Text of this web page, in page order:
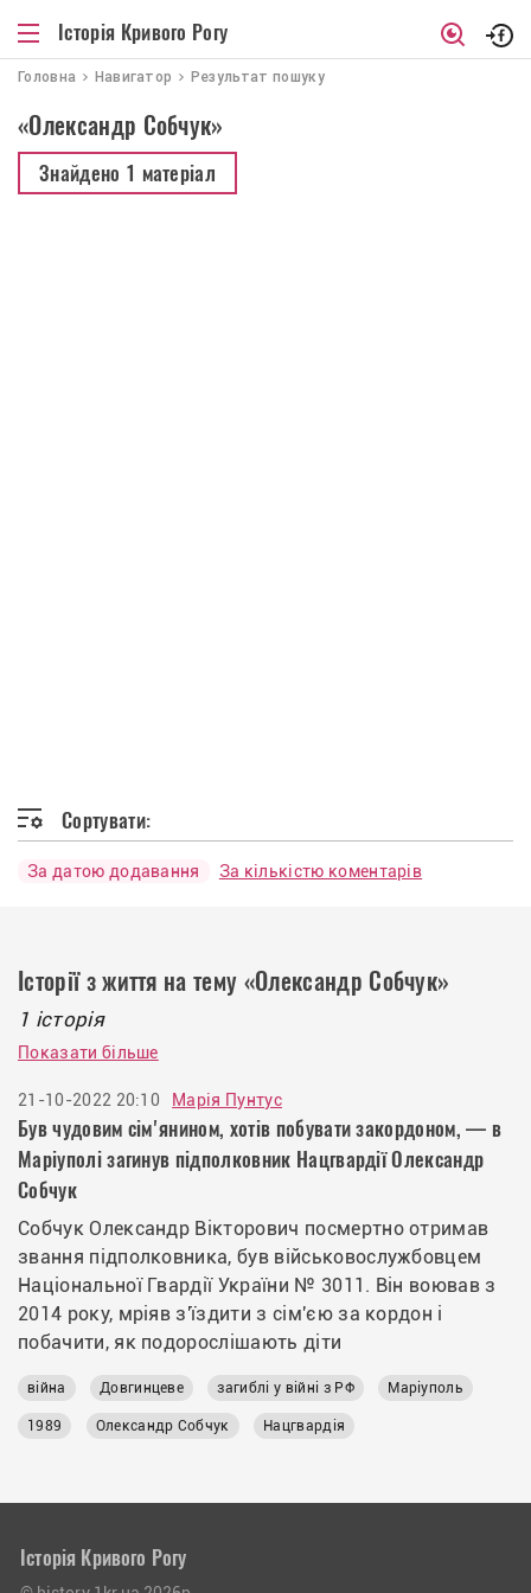
Історія Кривого Рогу
Головна Навигатор Результат пошуку
«Олександр Собчук»
Знайдено 1 матеріал
Сортувати:
За датою додавання За кількістю коментарів
Історії з життя на тему «Олександр Собчук»
1 історія
Показати більше
21-10-2022 20:10 Марія Пунтус
Був чудовим сім'янином, хотів побувати закордоном, — в
Маріуполі загинув підполковник Нацгвардії Олександр
Собчук
Собчук Олександр Вікторович посмертно отримав
звання підполковника, був військовослужбовцем
Національної Гвардії України № 3011. Він воював з
2014 року, мріяв з'їздити з сім'єю за кордон і
побачити, як подорослішають діти
війна Довгинцеве загиблі у війні з РФ Маріуполь
1989 Олександр Собчук Нацгвардія
Історія Кривого Рогу